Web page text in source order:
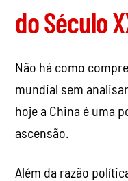
do Século
Não há como
mundial sem
hoje a China é uma
ascensão.
Além da razão